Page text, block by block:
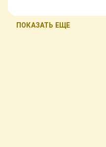
ПОКАЗАТЬ ЕЩЕ